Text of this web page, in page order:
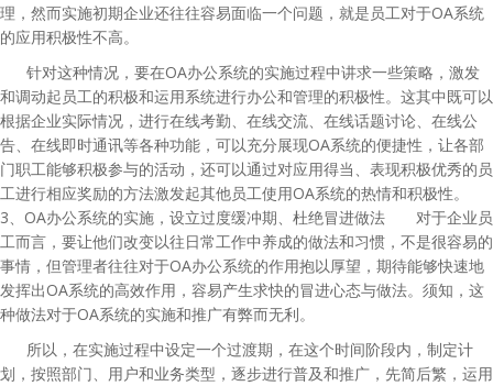
理，然而实施初期企业还往往容易面临一个问题，就是员工对于OA系统
的应用积极性不高。
针对这种情况，要在OA办公系统的实施过程中讲求一些策略，激发
和调动起员工的积极和运用系统进行办公和管理的积极性。这其中既可以
根据企业实际情况，进行在线考勤、在线交流、在线话题讨论、在线公
告、在线即时通讯等各种功能，可以充分展现OA系统的便捷性，让各部
门职工能够积极参与的活动，还可以通过对应用得当、表现积极优秀的员
工进行相应奖励的方法激发起其他员工使用OA系统的热情和积极性。
3、 OA办公系统的实施，设立过度缓冲期、杜绝冒进做法
对于企业员
工而言，要让他们改变以往日常工作中养成的做法和习惯，不是很容易的
事情，但管理者往往对于OA办公系统的作用抱以厚望，期待能够快速地
发挥出OA系统的高效作用，容易产生求快的冒进心态与做法。须知，这
种做法对于OA系统的实施和推广有弊而无利。
所以，在实施过程中设定一个过渡期，在这个时间阶段内，制定计
划，按照部门、用户和业务类型，逐步进行普及和推广，先简后繁，运用